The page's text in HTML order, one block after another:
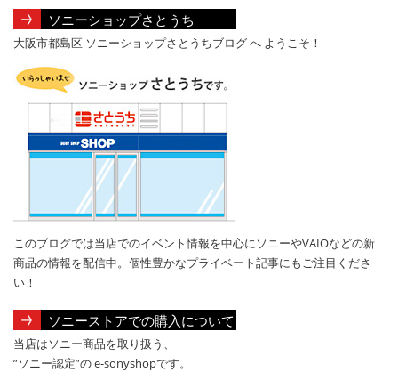
ソニーショップさとうち
大阪市都島区 ソニーショップさとうちブログ へ ようこそ！
このブログでは当店でのイベント情報を中心にソニーやVAIOなどの新
商品の情報を配信中。個性豊かなプライベート記事にもご注目くださ
い！
ソニーストアでの購入について
当店はソニー商品を取り扱う、
”ソニー認定”の e-sonyshopです。